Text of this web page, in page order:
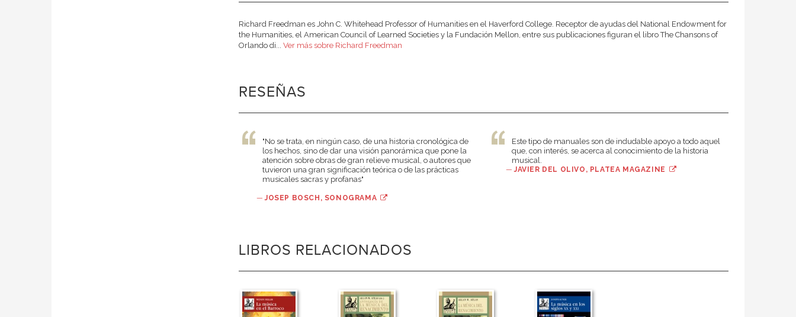
Richard Freedman es John C. Whitehead Professor of Humanities en el Haverford College. Receptor de ayudas del National Endowment for
the Humanities, el American Council of Learned Societies y la Fundación Mellon, entre sus publicaciones figuran el libro The Chansons of
Orlando di... Ver más sobre Richard Freedman
RESEÑAS
"No se trata, en ningún caso, de una historia cronológica de
los hechos, sino de dar una visión panorámica que pone la
atención sobre obras de gran relieve musical, o autores que
tuvieron una gran significación teórica o de las prácticas
musicales sacras y profanas"
— JOSEP BOSCH, SONOGRAMA
Este tipo de manuales son de indudable apoyo a todo aquel
que, con interés, se acerca al conocimiento de la historia
musical.
— JAVIER DEL OLIVO, PLATEA MAGAZINE
LIBROS RELACIONADOS